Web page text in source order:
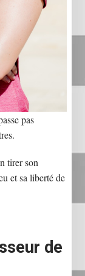
pas
tirer son
et sa liberté de
de